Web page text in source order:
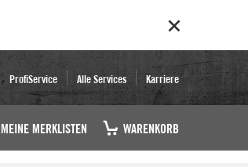
ProfiService Alle Services Karriere
MEINE MERKLISTEN WARENKORB